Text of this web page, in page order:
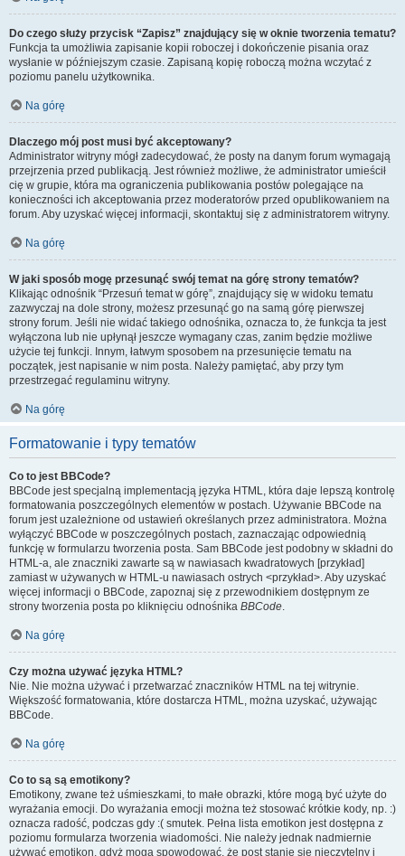
Do czego służy przycisk “Zapisz” znajdujący się w oknie tworzenia tematu?
Funkcja ta umożliwia zapisanie kopii roboczej i dokończenie pisania oraz
wysłanie w późniejszym czasie. Zapisaną kopię roboczą można wczytać z
poziomu panelu użytkownika.
Na górę
Dlaczego mój post musi być akceptowany?
Administrator witryny mógł zadecydować, że posty na danym forum wymagają
przejrzenia przed publikacją. Jest również możliwe, że administrator umieścił
cię w grupie, która ma ograniczenia publikowania postów polegające na
konieczności ich akceptowania przez moderatorów przed opublikowaniem na
forum. Aby uzyskać więcej informacji, skontaktuj się z administratorem witryny.
Na górę
W jaki sposób mogę przesunąć swój temat na górę strony tematów?
Klikając odnośnik “Przesuń temat w górę”, znajdujący się w widoku tematu
zazwyczaj na dole strony, możesz przesunąć go na samą górę pierwszej
strony forum. Jeśli nie widać takiego odnośnika, oznacza to, że funkcja ta jest
wyłączona lub nie upłynął jeszcze wymagany czas, zanim będzie możliwe
użycie tej funkcji. Innym, łatwym sposobem na przesunięcie tematu na
początek, jest napisanie w nim posta. Należy pamiętać, aby przy tym
przestrzegać regulaminu witryny.
Na górę
Formatowanie i typy tematów
Co to jest BBCode?
BBCode jest specjalną implementacją języka HTML, która daje lepszą kontrolę
formatowania poszczególnych elementów w postach. Używanie BBCode na
forum jest uzależnione od ustawień określanych przez administratora. Można
wyłączyć BBCode w poszczególnych postach, zaznaczając odpowiednią
funkcję w formularzu tworzenia posta. Sam BBCode jest podobny w składni do
HTML-a, ale znaczniki zawarte są w nawiasach kwadratowych [przykład]
zamiast w używanych w HTML-u nawiasach ostrych <przykład>. Aby uzyskać
więcej informacji o BBCode, zapoznaj się z przewodnikiem dostępnym ze
strony tworzenia posta po kliknięciu odnośnika BBCode.
Na górę
Czy można używać języka HTML?
Nie. Nie można używać i przetwarzać znaczników HTML na tej witrynie.
Większość formatowania, które dostarcza HTML, można uzyskać, używając
BBCode.
Na górę
Co to są są emotikony?
Emotikony, zwane też uśmieszkami, to małe obrazki, które mogą być użyte do
wyrażania emocji. Do wyrażania emocji można też stosować krótkie kody, np. :)
oznacza radość, podczas gdy :( smutek. Pełna lista emotikon jest dostępna z
poziomu formularza tworzenia wiadomości. Nie należy jednak nadmiernie
używać emotikon, gdyż mogą spowodować, że post stanie się nieczytelny i